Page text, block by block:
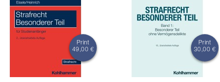
Print
49,00 €
Print
30,00 €